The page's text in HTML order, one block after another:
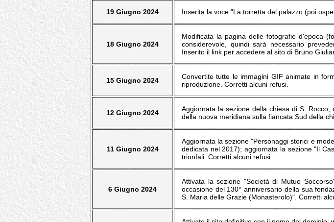
19 Giugno 2024 Inserita la voce "La torretta del palazzo (poi
18 Giugno 2024
Modificata la pagina delle fotografie d'epoca
considerevole, quindi sarà necessario
Inserito il link per accedere al sito di Bruno
15 Giugno 2024
Convertite tutte le immagini GIF animate in
riproduzione. Corretti alcuni refusi.
12 Giugno 2024
Aggiornata la sezione della chiesa di S.
della nuova meridiana sulla fiancata Sud della
11 Giugno 2024
Aggiornata la sezione "Personaggi storici e
dedicata nel 2017); aggiornata la sezione "Il
trionfali. Corretti alcuni refusi.
6 Giugno 2024
Attivata la sezione "Società di Mutuo
occasione del 130° anniversario della sua
S. Maria delle Grazie (Monasterolo)". Corretti